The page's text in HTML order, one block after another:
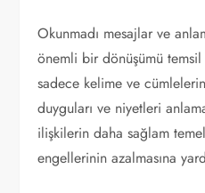
Okunmadı mesajlar ve
önemli bir dönüşümü
sadece kelime ve
duyguları ve niyetleri
ilişkilerin daha sağlam
engellerinin azalmasına